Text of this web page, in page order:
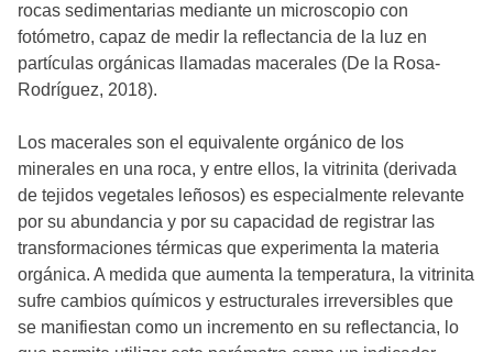
rocas sedimentarias mediante un microscopio con
fotómetro, capaz de medir la reflectancia de la luz en
partículas orgánicas llamadas macerales (De la Rosa-
Rodríguez, 2018).
Los macerales son el equivalente orgánico de los
minerales en una roca, y entre ellos, la vitrinita (derivada
de tejidos vegetales leñosos) es especialmente relevante
por su abundancia y por su capacidad de registrar las
transformaciones térmicas que experimenta la materia
orgánica. A medida que aumenta la temperatura, la vitrinita
sufre cambios químicos y estructurales irreversibles que
se manifiestan como un incremento en su reflectancia, lo